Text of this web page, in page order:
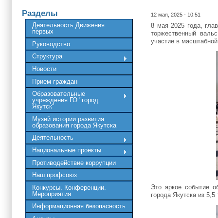
Разделы
Деятельность Движения
первых
Руководство
Структура
Новости
Прием граждан
Образовательные
учреждения ГО "город
Якутск"
Музей истории развития
образования города Якутска
Деятельность
Национальные проекты
Противодействие коррупции
Наш профсоюз
Конкурсы. Конференции.
Мероприятия
Информационная безопасность
12 мая, 2025 - 10:51
8 мая 2025 года,
торжественный
участие в
Это яркое событие
города Якутска из